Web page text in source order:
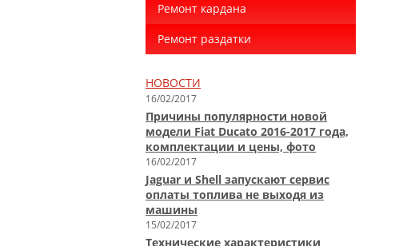
Ремонт кардана
Ремонт раздатки
НОВОСТИ
16/02/2017
Причины популярности новой
модели Fiat Ducato 2016-2017 года,
комплектации и цены, фото
16/02/2017
Jaguar и Shell запускают сервис
оплаты топлива не выходя из
машины
15/02/2017
Технические характеристики